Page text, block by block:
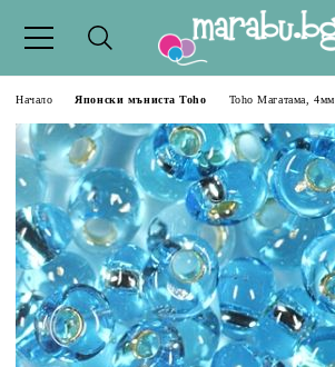
Начало Японски мъниста Toho Toho Магатама, 4мм